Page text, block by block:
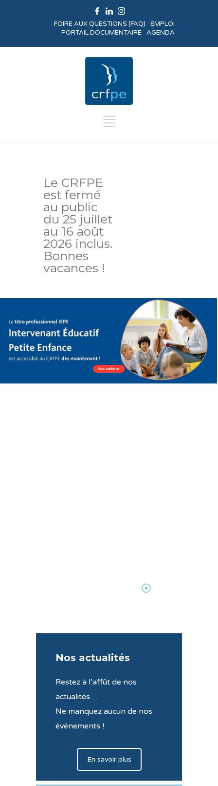
EMPLOI
FOIRE AUX QUESTIONS (FAQ)
AGENDA
PORTAIL DOCUMENTAIRE
Le CRFPE
est fermé
au public
du 25 juillet
au 16 août
2026 inclus.
Bonnes
vacances !
Nos actualités
Restez à l’affût de nos
actualités…
Ne manquez aucun de nos
événements !
En savoir plus